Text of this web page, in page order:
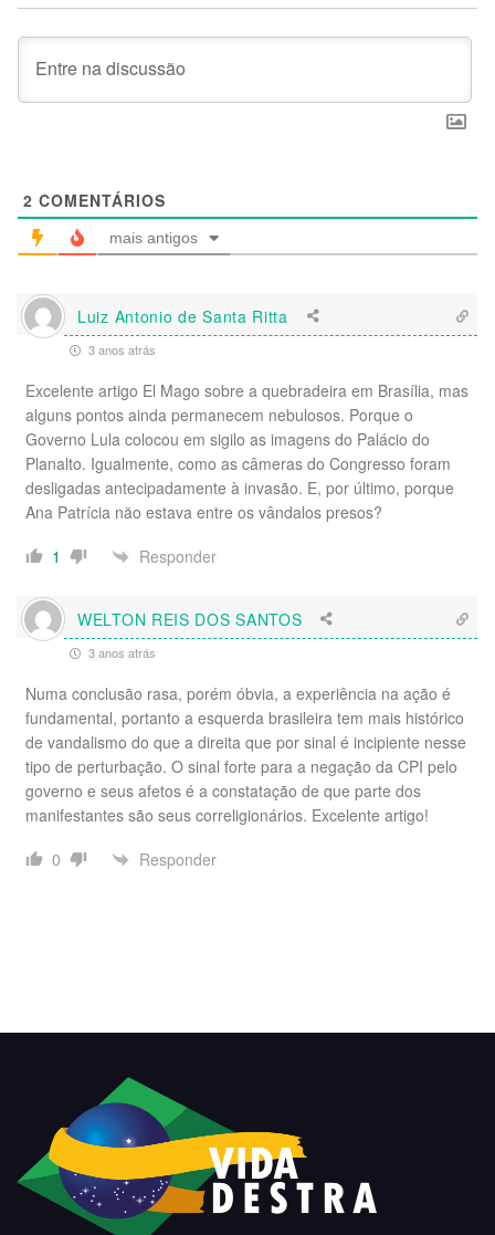
2 COMENTÁRIOS
mais antigos
Luiz Antonio de Santa Ritta
3 anos atrás
Excelente artigo El Mago sobre a quebradeira em Brasília, mas
alguns pontos ainda permanecem nebulosos. Porque o
Governo Lula colocou em sigilo as imagens do Palácio do
Planalto. Igualmente, como as câmeras do Congresso foram
desligadas antecipadamente à invasão. E, por último, porque
Ana Patrícia näo estava entre os vândalos presos?
1
Responder
WELTON REIS DOS SANTOS
3 anos atrás
Numa conclusão rasa, porém óbvia, a experiência na ação é
fundamental, portanto a esquerda brasileira tem mais histórico
de vandalismo do que a direita que por sinal é incipiente nesse
tipo de perturbação. O sinal forte para a negação da CPI pelo
governo e seus afetos é a constatação de que parte dos
manifestantes são seus correligionários. Excelente artigo!
0
Responder